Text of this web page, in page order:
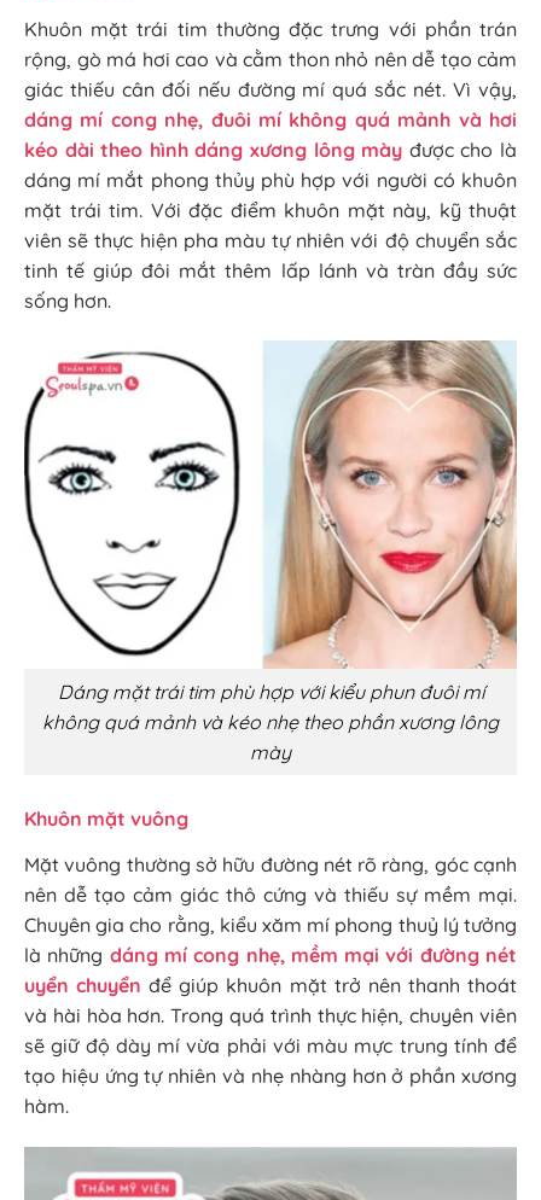
Khuôn mặt trái tim thường đặc trưng với phần trán
rộng, gò má hơi cao và cằm thon nhỏ nên dễ tạo cảm
giác thiếu cân đối nếu đường mí quá sắc nét. Vì vậy,
dáng mí cong nhẹ, đuôi mí không quá mảnh và hơi
kéo dài theo hình dáng xương lông mày được cho là
dáng mí mắt phong thủy phù hợp với người có khuôn
mặt trái tim. Với đặc điểm khuôn mặt này, kỹ thuật
viên sẽ thực hiện pha màu tự nhiên với độ chuyển sắc
tinh tế giúp đôi mắt thêm lấp lánh và tràn đầy sức
sống hơn.
Dáng mặt trái tim phù hợp với kiểu phun đuôi mí
không quá mảnh và kéo nhẹ theo phần xương lông
mày
Khuôn mặt vuông
Mặt vuông thường sở hữu đường nét rõ ràng, góc cạnh
nên dễ tạo cảm giác thô cứng và thiếu sự mềm mại.
Chuyên gia cho rằng, kiểu xăm mí phong thuỷ lý tưởng
là những dáng mí cong nhẹ, mềm mại với đường nét
uyển chuyển để giúp khuôn mặt trở nên thanh thoát
và hài hòa hơn. Trong quá trình thực hiện, chuyên viên
sẽ giữ độ dày mí vừa phải với màu mực trung tính để
tạo hiệu ứng tự nhiên và nhẹ nhàng hơn ở phần xương
hàm.